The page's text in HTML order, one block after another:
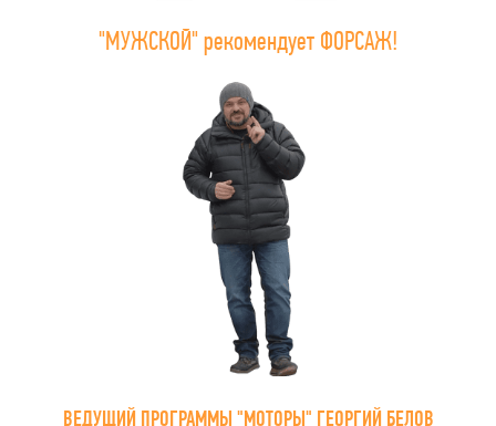
"МУЖСКОЙ" рекомендует ФОРСАЖ!
ВЕДУЩИЙ ПРОГРАММЫ "МОТОРЫ" ГЕОРГИЙ БЕЛОВ